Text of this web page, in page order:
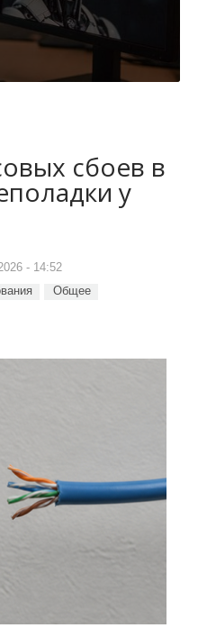
сбоев в
у
- 14:52
Общее